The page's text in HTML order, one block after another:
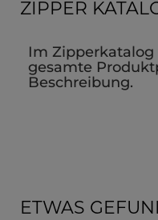
ZIPPER
Im Zipperkatalog
gesamte
Beschreibung.
ETWAS